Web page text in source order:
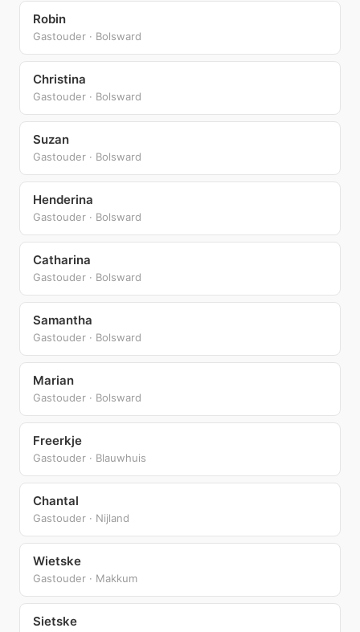
Robin
Gastouder · Bolsward
Christina
Gastouder · Bolsward
Suzan
Gastouder · Bolsward
Henderina
Gastouder · Bolsward
Catharina
Gastouder · Bolsward
Samantha
Gastouder · Bolsward
Marian
Gastouder · Bolsward
Freerkje
Gastouder · Blauwhuis
Chantal
Gastouder · Nijland
Wietske
Gastouder · Makkum
Sietske